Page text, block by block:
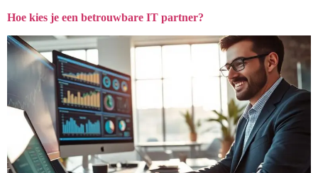
Hoe kies je een betrouwbare IT partner?